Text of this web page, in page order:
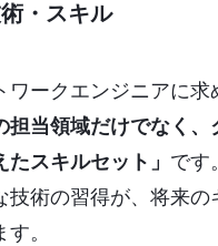
・スキル
ワークエンジニアに求
担当領域だけでなく
スキルセット」 です。
技術の習得が、将来の
。